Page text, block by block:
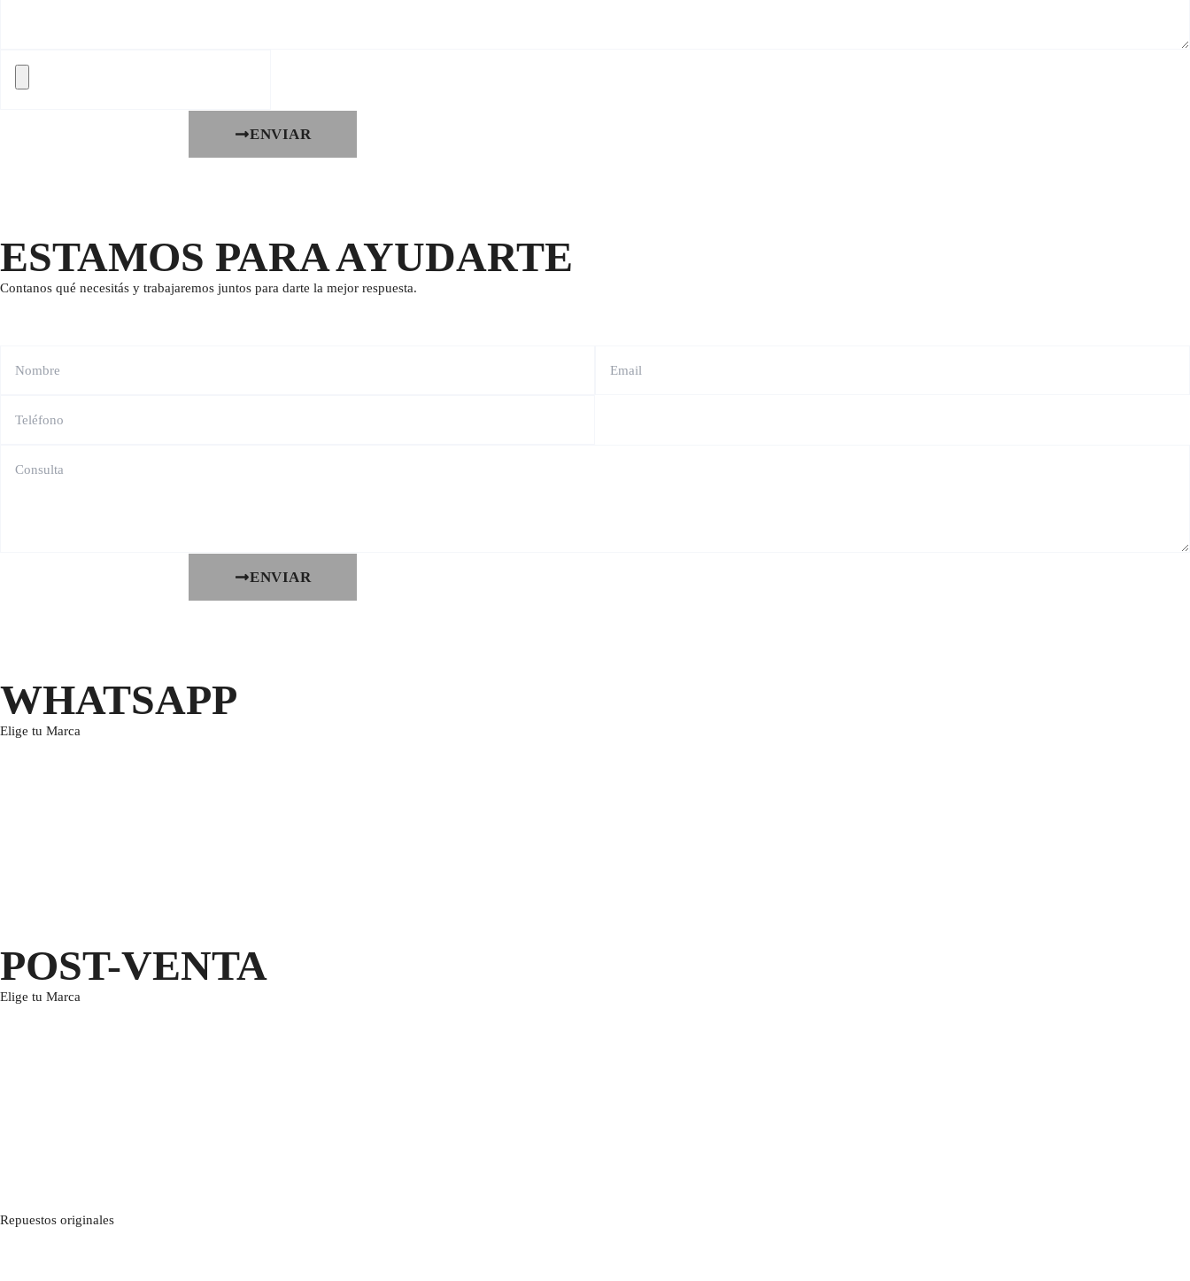
ENVIAR
ESTAMOS PARA AYUDARTE
Contanos qué necesitás y trabajaremos juntos para darte la mejor respuesta.
ENVIAR
WHATSAPP
Elige tu Marca
POST-VENTA
Elige tu Marca
Repuestos originales